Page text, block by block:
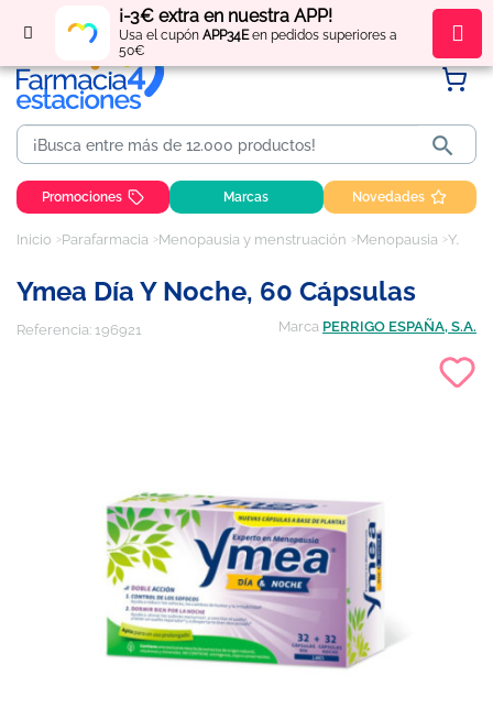
¡-3€ extra en nuestra APP!
Usa el cupón APP34Een pedidos superiores a
50€
Regístratey obténpuntos por tus compras

Promociones Marcas Novedades
Inicio Parafarmacia Menopausia y menstruación Menopausia Ymea día y noche, 60 cápsulas
Ymea Día Y Noche, 60 Cápsulas
Referencia: 196921 Marca PERRIGO ESPAÑA, S.A.